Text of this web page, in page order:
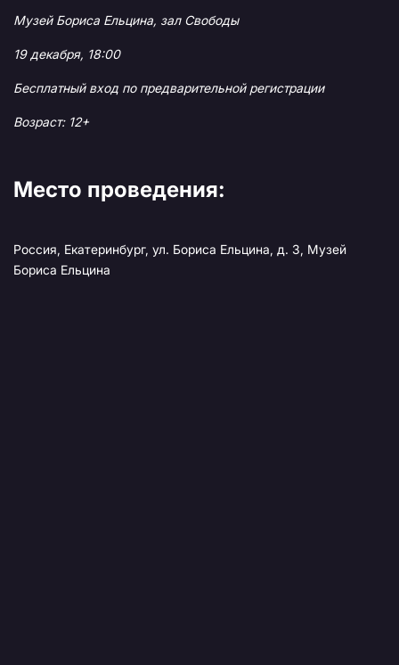
Музей Бориса Ельцина, зал Свободы
19 декабря, 18:00
Бесплатный вход по предварительной регистрации
Возраст: 12+
Место проведения:
Россия, Екатеринбург, ул. Бориса Ельцина, д. 3, Музей
Бориса Ельцина